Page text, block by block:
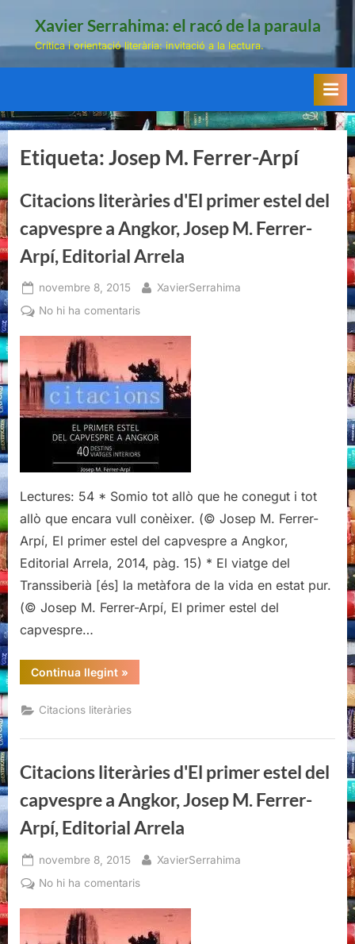
Xavier Serrahima: el racó de la paraula
Crítica i orientació literària: invitació a la lectura.
Etiqueta:Josep M. Ferrer-Arpí
Citacions literàries d'El primer estel del
capvespre a Angkor, Josep M. Ferrer-
Arpí, Editorial Arrela
Posted
on
novembre 8, 2015 By
XavierSerrahima
No hi ha comentarisa
literàries
d'El
primer
estel
del
capvespre
a
Angkor,
Josep
Arpí,
Editorial
Arrela
Lectures: 54 * Somio tot allò que he conegut i tot
allò que encara vull conèixer. (© Josep M. Ferrer-
Arpí, El primer estel del capvespre a Angkor,
Editorial Arrela, 2014, pàg. 15) * El viatge del
Transsiberià [és] la metàfora de la vida en estat pur.
(© Josep M. Ferrer-Arpí, El primer estel del
capvespre…
Continua llegint“Citacions
literàries
primer
estel
capvespre
Josep
M.
Ferrer-
Arpí,
Arrela”
»
Citacions literàries
Citacions literàries d'El primer estel del
capvespre a Angkor, Josep M. Ferrer-
Arpí, Editorial Arrela
Posted
on
novembre 8, 2015 By
XavierSerrahima
No hi ha comentarisa
literàries
d'El